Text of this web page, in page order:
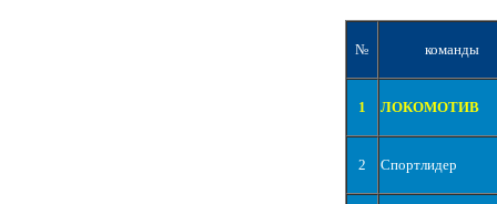
№ команды
1 ЛОКОМОТИВ
2 Спортлидер